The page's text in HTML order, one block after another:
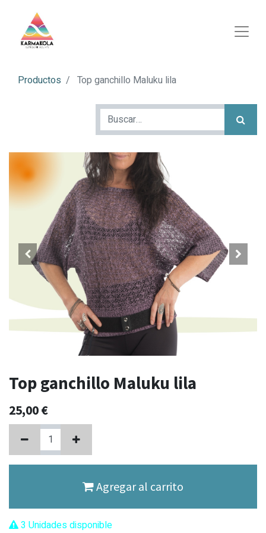
Productos Top ganchillo Maluku lila
Top ganchillo Maluku lila
25,00€
Agregar al carrito
3 Unidades disponible